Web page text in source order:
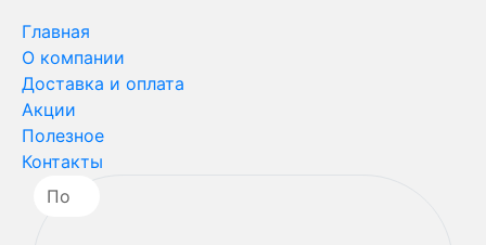
Главная
О компании
Доставка и оплата
Акции
Полезное
Контакты